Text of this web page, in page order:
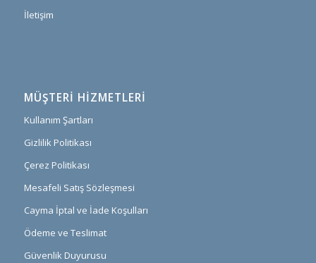
İletişim
MÜŞTERI HIZMETLERI
Kullanım Şartları
Gizlilik Politikası
Çerez Politikası
Mesafeli Satış Sözleşmesi
Cayma İptal ve İade Koşulları
Ödeme ve Teslimat
Güvenlik Duyurusu